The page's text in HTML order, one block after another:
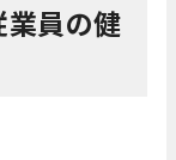
員の健